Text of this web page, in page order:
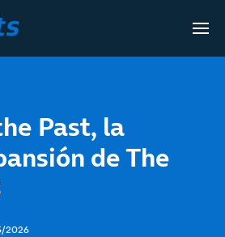
Past, la
de The
2026